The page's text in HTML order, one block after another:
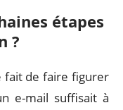
étapes
?
fait de faire figurer
e-mail suffisait à